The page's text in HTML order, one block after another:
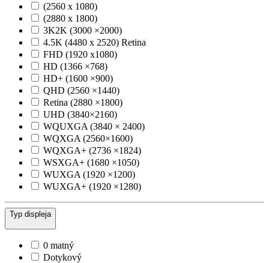
(2560 x 1080)
(2880 x 1800)
3K2K (3000 ×2000)
4.5K (4480 x 2520) Retina
FHD (1920 x1080)
HD (1366 ×768)
HD+ (1600 ×900)
QHD (2560 ×1440)
Retina (2880 ×1800)
UHD (3840×2160)
WQUXGA (3840 × 2400)
WQXGA (2560×1600)
WQXGA+ (2736 ×1824)
WSXGA+ (1680 ×1050)
WUXGA (1920 ×1200)
WUXGA+ (1920 ×1280)
Typ displeja
0 matný
Dotykový